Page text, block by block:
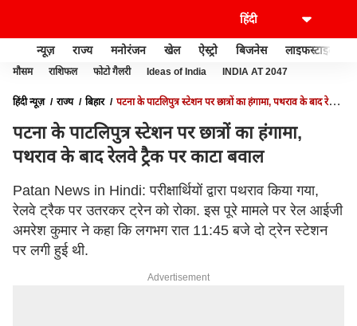
न्यूज़ राज्य मनोरंजन खेल ऐस्ट्रो बिजनेस लाइफस्टाइल
मौसम राशिफल फोटो गैलरी Ideas of India INDIA AT 2047
हिंदी न्यूज़ राज्य बिहार
पटना के पाटलिपुत्र स्टेशन पर छात्रों का हंगामा, पथराव के बाद रेलवे
पटना के पाटलिपुत्र स्टेशन पर छात्रों का हंगामा,
पथराव के बाद रेलवे ट्रैक पर काटा बवाल
Patan News in Hindi: परीक्षार्थियों द्वारा पथराव किया गया,
रेलवे ट्रैक पर उतरकर ट्रेन को रोका. इस पूरे मामले पर रेल आईजी
अमरेश कुमार ने कहा कि लगभग रात 11:45 बजे दो ट्रेन स्टेशन
पर लगी हुई थी.
Advertisement